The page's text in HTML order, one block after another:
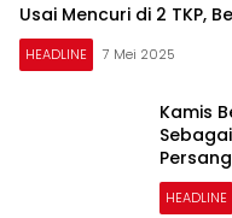
Usai Mencuri di 2 TKP,
HEADLINE 7 Mei 2025
Kamis
HEADLINE